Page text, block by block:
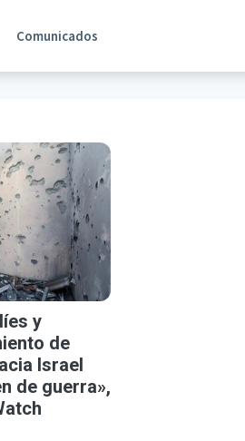
Comunicados
y
de
Israel
de guerra»,